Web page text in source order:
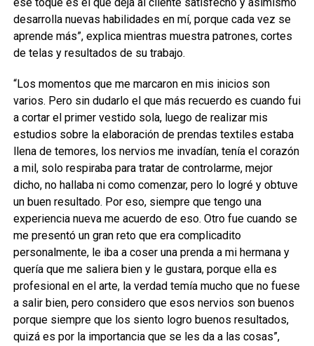
desarrolla nuevas habilidades en mí, porque cada vez se
aprende más”, explica mientras muestra patrones, cortes
de telas y resultados de su trabajo.
“Los momentos que me marcaron en mis inicios son
varios. Pero sin dudarlo el que más recuerdo es cuando fui
a cortar el primer vestido sola, luego de realizar mis
estudios sobre la elaboración de prendas textiles estaba
llena de temores, los nervios me invadían, tenía el corazón
a mil, solo respiraba para tratar de controlarme, mejor
dicho, no hallaba ni como comenzar, pero lo logré y obtuve
un buen resultado. Por eso, siempre que tengo una
experiencia nueva me acuerdo de eso. Otro fue cuando se
me presentó un gran reto que era complicadito
personalmente, le iba a coser una prenda a mi hermana y
quería que me saliera bien y le gustara, porque ella es
profesional en el arte, la verdad temía mucho que no fuese
a salir bien, pero considero que esos nervios son buenos
porque siempre que los siento logro buenos resultados,
quizá es por la importancia que se les da a las cosas”,